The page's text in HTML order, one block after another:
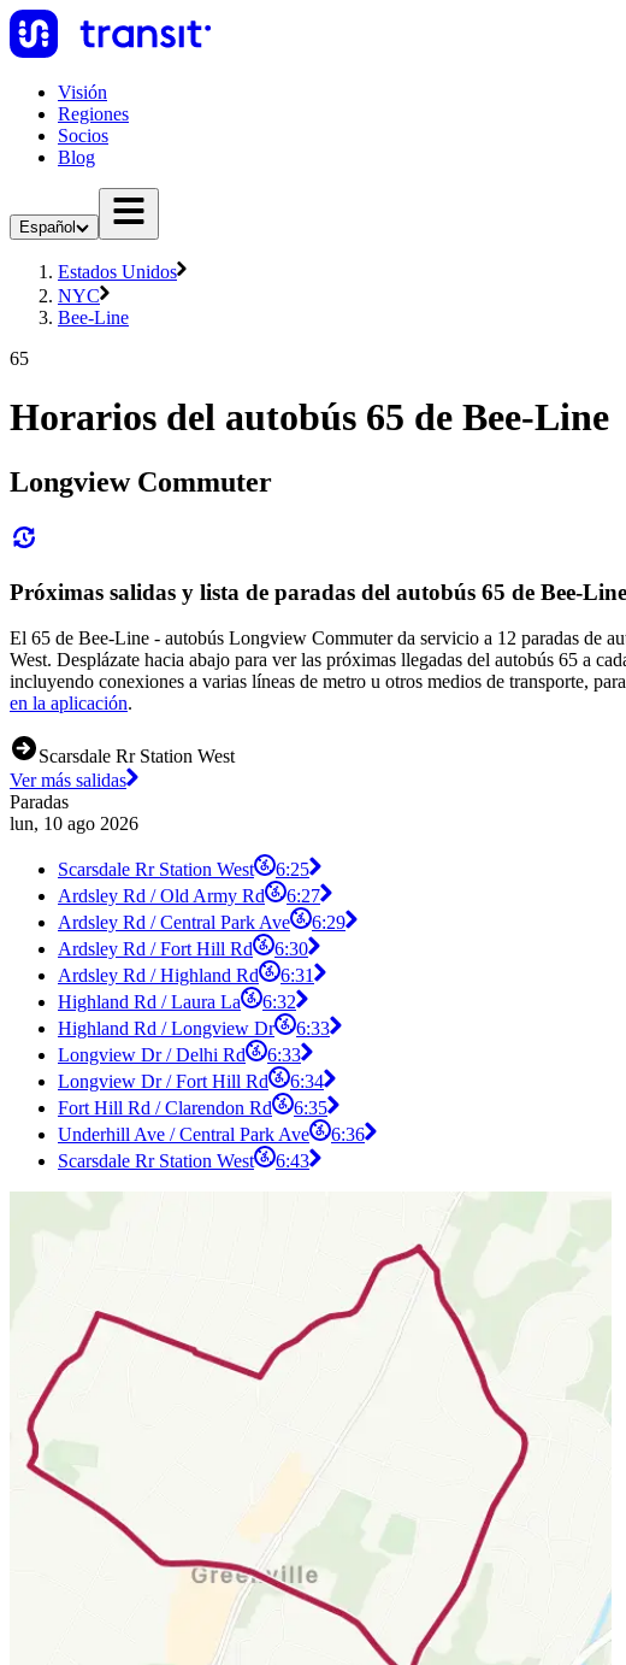
Visión
Regiones
Socios
Blog
Español
Estados Unidos
NYC
Bee-Line
65
Horarios del autobús 65 de Bee-Line
Longview Commuter
Próximas salidas y lista de paradas del autobús 65 de Bee-Line
El 65 de Bee-Line - autobús Longview Commuter da servicio a 12 paradas de
West. Desplázate hacia abajo para ver las próximas llegadas del autobús 65 a
incluyendo conexiones a varias líneas de metro u otros medios de transporte,
en la aplicación.
Scarsdale Rr Station West
Ver más salidas
Paradas
lun, 10 ago 2026
Scarsdale Rr Station West
6:25
Ardsley Rd / Old Army Rd
6:27
Ardsley Rd / Central Park Ave
6:29
Ardsley Rd / Fort Hill Rd
6:30
Ardsley Rd / Highland Rd
6:31
Highland Rd / Laura La
6:32
Highland Rd / Longview Dr
6:33
Longview Dr / Delhi Rd
6:33
Longview Dr / Fort Hill Rd
6:34
Fort Hill Rd / Clarendon Rd
6:35
Underhill Ave / Central Park Ave
6:36
Scarsdale Rr Station West
6:43